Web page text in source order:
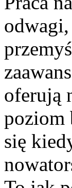
oferują
poziom
się